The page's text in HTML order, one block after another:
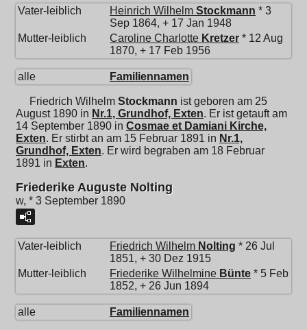
Vater-leiblich Heinrich Wilhelm Stockmann * 3
Sep 1864, + 17 Jan 1948
Mutter-leiblich
Caroline Charlotte Kretzer * 12 Aug
1870, + 17 Feb 1956
alle Familiennamen
Friedrich Wilhelm Stockmann ist geboren am 25
August 1890 in Nr.1, Grundhof, Exten. Er ist getauft am
14 September 1890 in Cosmae et Damiani Kirche,
Exten. Er stirbt an am 15 Februar 1891 in Nr.1,
Grundhof, Exten. Er wird begraben am 18 Februar
1891 in Exten.
Friederike Auguste Nolting
w, * 3 September 1890
Vater-leiblich Friedrich Wilhelm Nolting * 26 Jul
1851, + 30 Dez 1915
Mutter-leiblich
Friederike Wilhelmine Bünte * 5 Feb
1852, + 26 Jun 1894
alle Familiennamen